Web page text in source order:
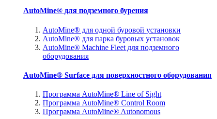
AutoMine® для подземного бурения
AutoMine® для одной буровой установки
AutoMine® для парка буровых установок
AutoMine® Machine Fleet для подземного
оборудования
AutoMine® Surface для поверхностного оборудования
Программа AutoMine® Line of Sight
Программа AutoMine® Control Room
Программа AutoMine® Autonomous